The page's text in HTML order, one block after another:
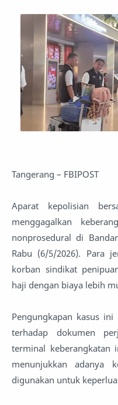
Tangerang – FBIPOST
Aparat kepolisian
menggagalkan
nonprosedural di
Rabu (6/5/2026). Para
korban sindikat
haji dengan biaya lebih
Pengungkapan kasus
terhadap dokumen
terminal keberangkatan
menunjukkan adanya
digunakan untuk